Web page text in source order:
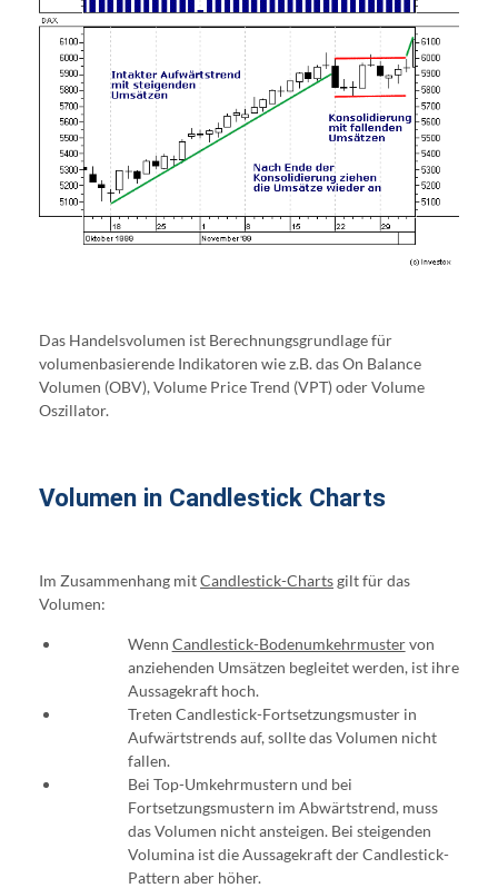
Das Handelsvolumen ist Berechnungsgrundlage für
volumenbasierende Indikatoren wie z.B. das On Balance
Volumen (OBV), Volume Price Trend (VPT) oder Volume
Oszillator.
Volumen in Candlestick Charts
Im Zusammenhang mitCandlestick-Chartsgilt für das
Volumen:
Wenn Candlestick-Bodenumkehrmustervon
anziehenden Umsätzen begleitet werden, ist ihre
Aussagekraft hoch.
Treten Candlestick-Fortsetzungsmuster in
Aufwärtstrends auf, sollte das Volumen nicht
fallen.
Bei Top-Umkehrmustern und bei
Fortsetzungsmustern im Abwärtstrend, muss
das Volumen nicht ansteigen. Bei steigenden
Volumina ist die Aussagekraft der Candlestick-
Pattern aber höher.